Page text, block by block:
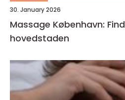
30. January 2026
Massage København:
hovedstaden